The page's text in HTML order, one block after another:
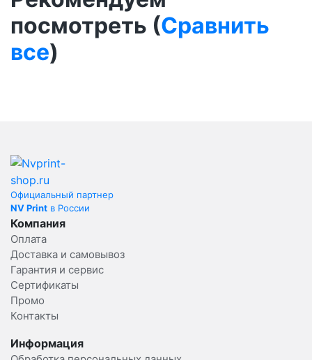
посмотреть (Сравнить
все)
Официальный партнер
NV Print в России
Компания
Оплата
Доставка и самовывоз
Гарантия и сервис
Сертификаты
Промо
Контакты
Информация